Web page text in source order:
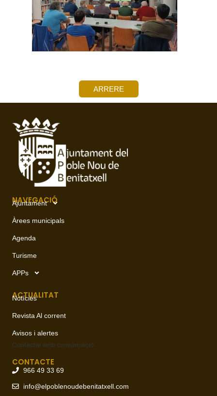
ARRERE
NAVEGACIÓ
Ajuntament
Àrees municipals
Agenda
Turisme
APPs
ACTUALITAT
Notícies
Revista Al corrent
Avisos i alertes
Contactar amb comunicació
CONTACTE
966 49 33 69
info@elpoblenoudebenitatxell.com